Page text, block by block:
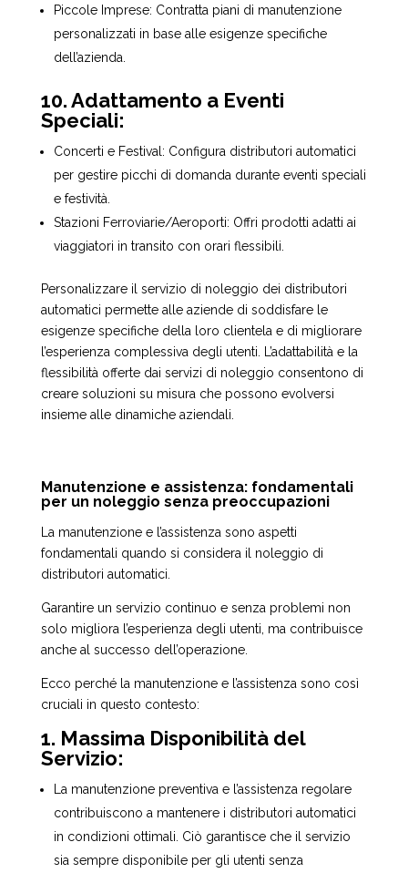
Piccole Imprese: Contratta piani di manutenzione
personalizzati in base alle esigenze specifiche
dell’azienda.
10. Adattamento a Eventi
Speciali:
Concerti e Festival: Configura distributori automatici
per gestire picchi di domanda durante eventi speciali
e festività.
Stazioni Ferroviarie/Aeroporti: Offri prodotti adatti ai
viaggiatori in transito con orari flessibili.
Personalizzare il servizio di noleggio dei distributori
automatici permette alle aziende di soddisfare le
esigenze specifiche della loro clientela e di migliorare
l’esperienza complessiva degli utenti. L’adattabilità e la
flessibilità offerte dai servizi di noleggio consentono di
creare soluzioni su misura che possono evolversi
insieme alle dinamiche aziendali.
Manutenzione e assistenza: fondamentali
per un noleggio senza preoccupazioni
La manutenzione e l’assistenza sono aspetti
fondamentali quando si considera il noleggio di
distributori automatici.
Garantire un servizio continuo e senza problemi non
solo migliora l’esperienza degli utenti, ma contribuisce
anche al successo dell’operazione.
Ecco perché la manutenzione e l’assistenza sono così
cruciali in questo contesto:
1. Massima Disponibilità del
Servizio:
La manutenzione preventiva e l’assistenza regolare
contribuiscono a mantenere i distributori automatici
in condizioni ottimali. Ciò garantisce che il servizio
sia sempre disponibile per gli utenti senza